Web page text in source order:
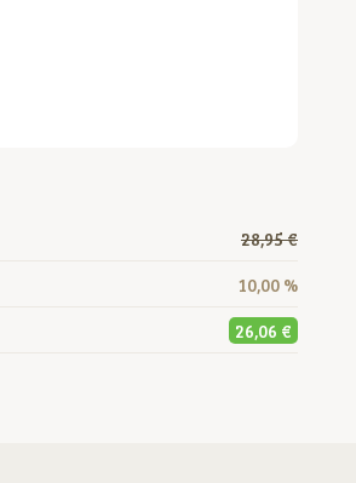
28,95 €
10,00 %
26,06 €